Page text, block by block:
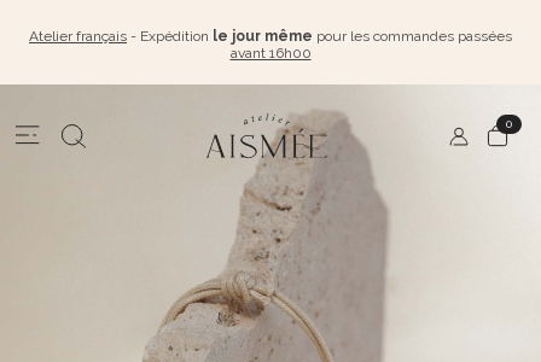
Atelier français - Expédition le jour même pour les commandes passées
avant 16h00
0